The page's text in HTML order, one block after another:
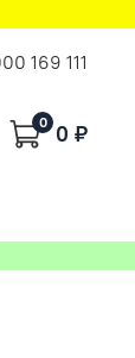
169 111
0 0 ₽